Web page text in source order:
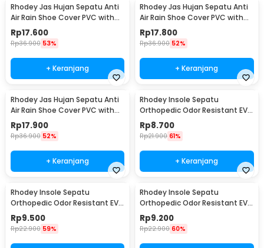
Rhodey Jas Hujan Sepatu Anti
Air Rain Shoe Cover PVC with
Zipper M - F-300
Rp17.600
Rp36.900 53%
+ Keranjang
Rhodey Jas Hujan Sepatu Anti
Air Rain Shoe Cover PVC with
Zipper L - F-300
Rp17.800
Rp36.900 52%
+ Keranjang
Rhodey Jas Hujan Sepatu Anti
Air Rain Shoe Cover PVC with
Zipper XL - F-300
Rp17.900
Rp36.900 52%
+ Keranjang
Rhodey Insole Sepatu
Orthopedic Odor Resistant EVA
Foam 35 - Y3Y27
Rp8.700
Rp21.900 61%
+ Keranjang
Rhodey Insole Sepatu
Orthopedic Odor Resistant EVA
Foam 37 - Y3Y27
Rp9.500
Rp22.900 59%
Rhodey Insole Sepatu
Orthopedic Odor Resistant EVA
Foam 38 - Y3Y27
Rp9.200
Rp22.900 60%